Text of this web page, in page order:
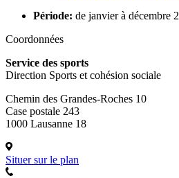
Période: de janvier à décembre
Coordonnées
Service des sports
Direction Sports et cohésion sociale
Chemin des Grandes-Roches 10
Case postale 243
1000 Lausanne 18
Situer sur le plan